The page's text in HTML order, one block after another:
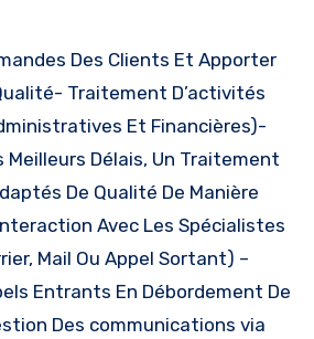
Des Clients Et Apporter
Traitement D’activités
Et Financières)-
Meilleurs Délais, Un Traitement
De Qualité De Manière
Avec Les Spécialistes
Mail Ou Appel Sortant) –
Entrants En Débordement De
Des communications via